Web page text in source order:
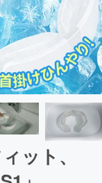
ット、